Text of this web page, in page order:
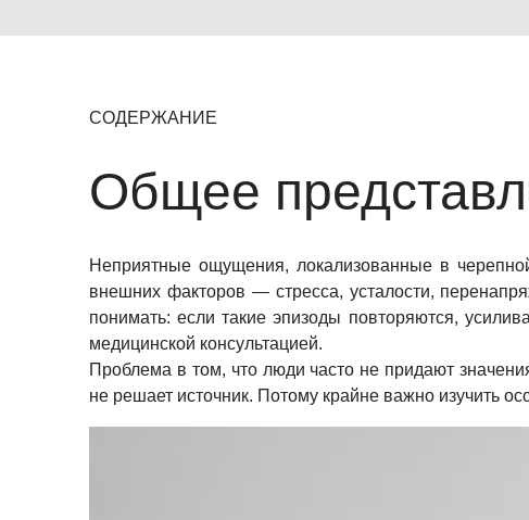
СОДЕРЖАНИЕ
Общее
Неприятные ощущения, локализованные в
внешних факторов — стресса, усталости,
понимать: если такие эпизоды повторяются,
медицинской консультацией.
Проблема в том, что люди часто не придают
не решает источник. Потому крайне важно изучить